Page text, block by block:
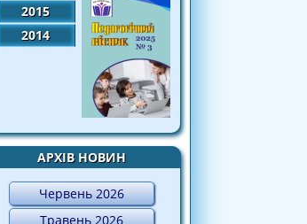
2015
2014
АРХІВ НОВИН
Червень 2026
Травень 2026